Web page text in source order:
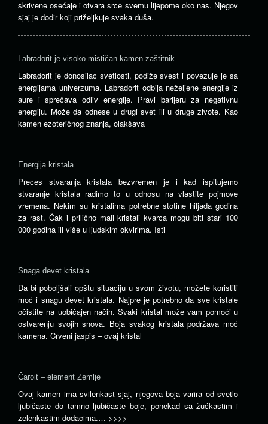
skrivene osećaje i otvara srce svemu lijepome oko nas. Njegov
sjaj je dodir koji priželjkuje svaka duša.
Labradorit je visoko mističan kamen zaštitnik
Labradorit je donosilac svetlosti, podiže svest i povezuje je sa
energijama univerzuma. Labradorit odbija neželjene energije iz
aure i sprečava odliv energije. Pravi barijeru za negativnu
energiju. Može da odnese u drugi svet ili u druge zivote. Kao
kamen ezoteričnog znanja, olakšava
Energija kristala
Preces stvaranja kristala bezvremen je i kad ispitujemo
stvaranje kristala radimo to u odnosu na vlastite pojmove
vremena. Nekim su kristalima potrebne stotine hiljada godina
za rast. Čak i prilično mali kristali kvarca mogu biti stari 100
000 godina ili više u ljudskim okvirima. Isti
Snaga devet kristala
Da bi poboljšali opštu situaciju u svom životu, možete koristiti
moć i snagu devet kristala. Najpre je potrebno da sve kristale
očistite na uobičajen način. Svaki kristal može vam pomoći u
ostvarenju svojih snova. Boja svakog kristala podržava moć
kamena. Crveni jaspis – ovaj kristal
Čaroit – element Zemlje
Ovaj kamen ima svilenkast sjaj, njegova boja varira od svetlo
ljubičaste do tamno ljubičaste boje, ponekad sa žućkastim i
zelenkastim dodacima.… >>>>